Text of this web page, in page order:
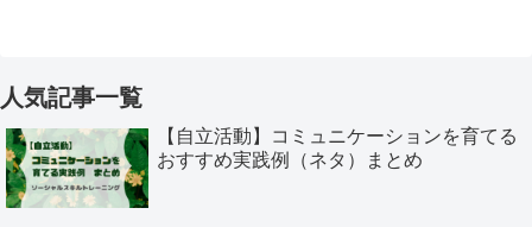
人気記事一覧
【自立活動】コミュニケーションを育てる
おすすめ実践例（ネタ）まとめ